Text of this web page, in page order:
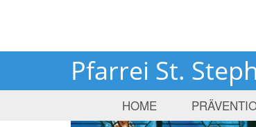
Pfarrei St.
HOME